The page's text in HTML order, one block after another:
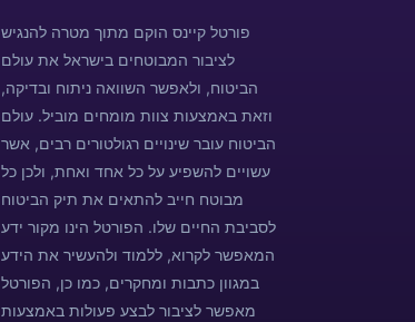
פורטל קיינס הוקם מתוך מטרה להנגיש
לציבור המבוטחים בישראל את עולם
הביטוח, ולאפשר השוואה ניתוח ובדיקה,
וזאת באמצעות צוות מומחים מוביל. עולם
הביטוח עובר שינויים רגולטורים רבים, אשר
עשויים להשפיע על כל אחד ואחת, ולכן כל
מבוטח חייב להתאים את תיק הביטוח
לסביבת החיים שלו. הפורטל הינו מקור ידע
המאפשר לקרוא, ללמוד ולהעשיר את הידע
במגוון כתבות ומחקרים, כמו כן, הפורטל
מאפשר לציבור לבצע פעולות באמצעות